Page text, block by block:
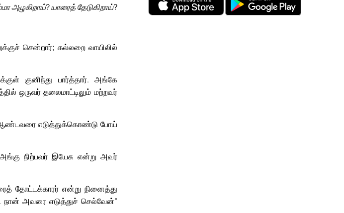
அழுகிறாய்? யாரைத் தேடுகிறாய்?
சென்றார்; கல்லறை வாயிலில்
குனிந்து பார்த்தார். அங்கே
ஒருவர் தலைமாட்டிலும் மற்றவர்
ஆண்டவரை எடுத்துக்கொண்டு போய்
நிற்பவர் இயேசு என்று அவர்
தோட்டக்காரர் என்று நினைத்து
அவரை எடுத்துச் செல்வேன்”